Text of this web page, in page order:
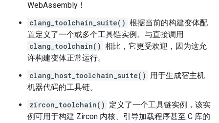
WebAssembly！
clang_toolchain_suite() 根据当前的构建变体配
置定义了一个或多个工具链实例。与直接调用
clang_toolchain() 相比，它更受欢迎，因为这允
许构建变体正常运行。
clang_host_toolchain_suite() 用于生成宿主机
机器代码的工具链。
zircon_toolchain() 定义了一个工具链实例，该实
例可用于构建 Zircon 内核、引导加载程序甚至 C 库的